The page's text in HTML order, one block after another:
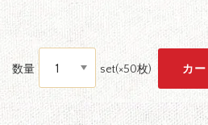
数量 set(×50枚)